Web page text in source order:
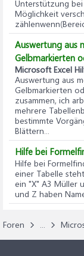
Unterstützung bei
Möglichkeit
Auswertung aus
Gelbmarkierten
Microsoft Excel
Auswertung aus
Gelbmarkierten
zusammen, ich
mehrere
bestimmte
Blättern...
Hilfe bei
Hilfe bei
einer Tabelle
ein "X" A3 Müller
und Z haben
Foren ...